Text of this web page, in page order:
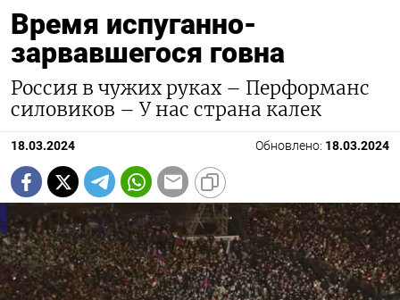
Время испуганно-
зарвавшегося говна
Россия в чужих руках – Перформанс
силовиков – У нас страна калек
18.03.2024 Обновлено: 18.03.2024